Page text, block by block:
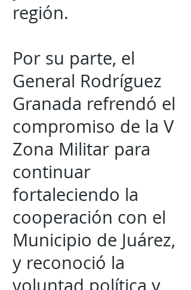
región.
Por su parte, el
General Rodríguez
Granada refrendó el
compromiso de la V
Zona Militar para
continuar
fortaleciendo la
cooperación con el
Municipio de Juárez,
y reconoció la
voluntad política y